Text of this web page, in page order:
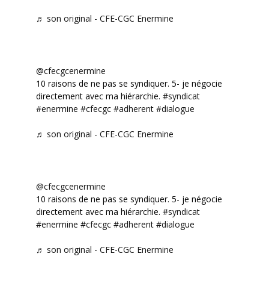
♬ son original - CFE-CGC Enermine
@cfecgcenermine
10 raisons de ne pas se syndiquer. 5- je négocie
directement avec ma hiérarchie. #syndicat
#enermine #cfecgc #adherent #dialogue
♬ son original - CFE-CGC Enermine
@cfecgcenermine
10 raisons de ne pas se syndiquer. 5- je négocie
directement avec ma hiérarchie. #syndicat
#enermine #cfecgc #adherent #dialogue
♬ son original - CFE-CGC Enermine